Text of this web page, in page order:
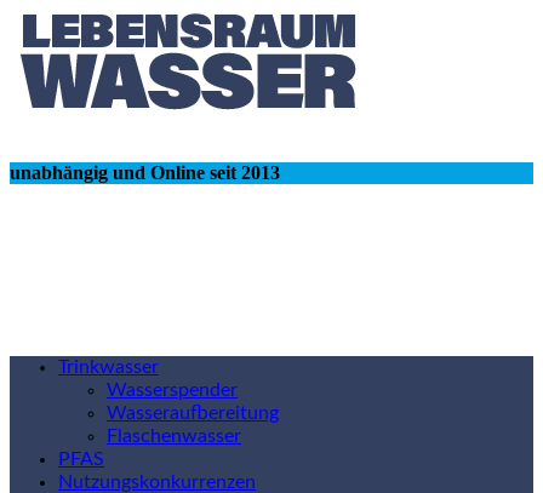
unabhängig und Online seit 2013
Trinkwasser
Wasserspender
Wasseraufbereitung
Flaschenwasser
PFAS
Nutzungskonkurrenzen